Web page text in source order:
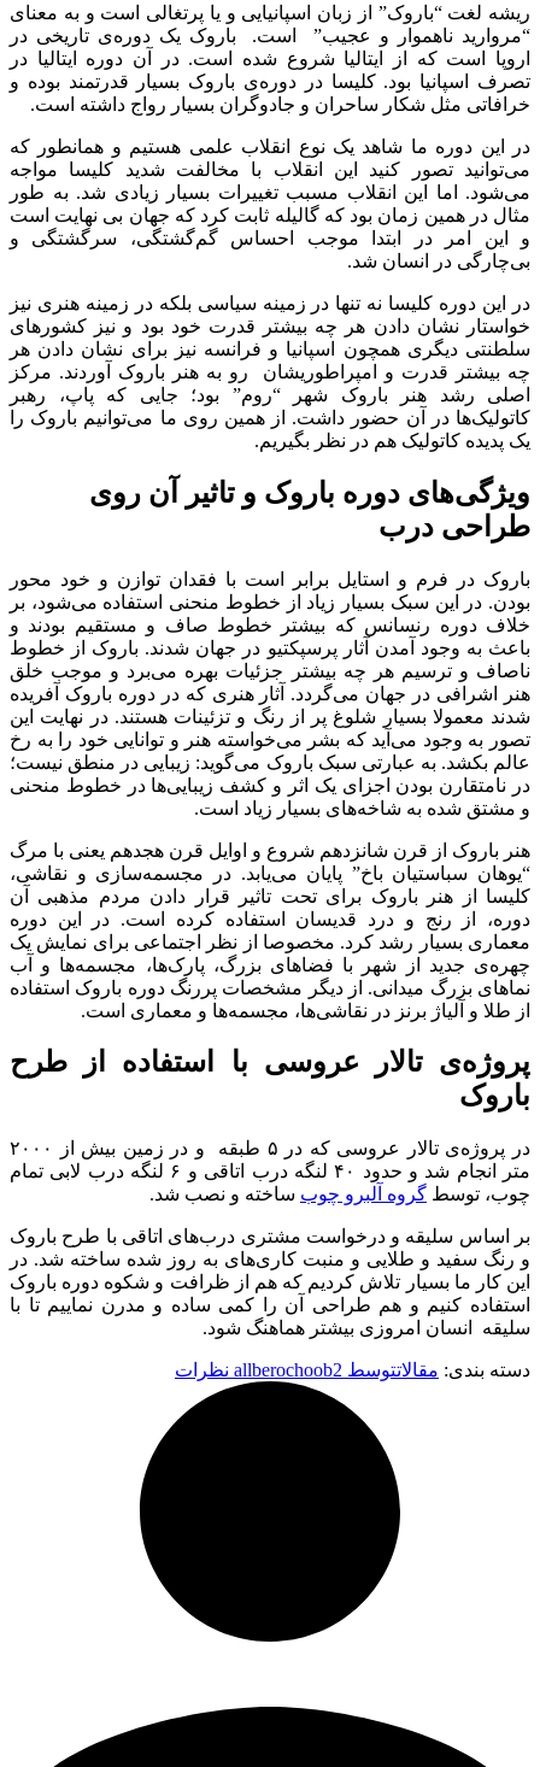
ریشه لغت “باروک” از زبان اسپانیایی و یا پرتغالی است و به معنای
“مروارید ناهموار و عجیب” است. باروک یک دوره‌ی تاریخی در
اروپا است که از ایتالیا شروع شده است. در آن دوره ایتالیا در
تصرف اسپانیا بود. کلیسا در دوره‌ی باروک بسیار قدرتمند بوده و
خرافاتی مثل شکار ساحران و جادوگران بسیار رواج داشته است.
در این دوره ما شاهد یک نوع انقلاب علمی هستیم و همانطور که
می‌توانید تصور کنید این انقلاب با مخالفت شدید کلیسا مواجه
می‌شود. اما این انقلاب مسبب تغییرات بسیار زیادی شد. به طور
مثال در همین زمان بود که گالیله ثابت کرد که جهان بی نهایت است
و این امر در ابتدا موجب احساس گم‌گشتگی، سرگشتگی و
بی‌چارگی در انسان شد.
در این دوره کلیسا نه تنها در زمینه سیاسی بلکه در زمینه هنری نیز
خواستار نشان دادن هر چه بیشتر قدرت خود بود و نیز کشورهای
سلطنتی دیگری همچون اسپانیا و فرانسه نیز برای نشان دادن هر
چه بیشتر قدرت و امپراطوریشان رو به هنر باروک آوردند. مرکز
اصلی رشد هنر باروک شهر “روم” بود؛ جایی که پاپ، رهبر
کاتولیک‌ها در آن حضور داشت. از همین روی ما می‌توانیم باروک را
یک پدیده کاتولیک هم در نظر بگیریم.
ویژگی‌های دوره باروک و تاثیر آن روی
طراحی درب
باروک در فرم و استایل برابر است با فقدان توازن و خود محور
بودن. در این سبک بسیار زیاد از خطوط منحنی استفاده می‌شود، بر
خلاف دوره رنسانس که بیشتر خطوط صاف و مستقیم بودند و
باعث به وجود آمدن آثار پرسپکتیو در جهان شدند. باروک از خطوط
ناصاف و ترسیم هر چه بیشتر جزئیات بهره می‌برد و موجب خلق
هنر اشرافی در جهان می‌گردد. آثار هنری که در دوره باروک آفریده
شدند معمولا بسیار شلوغ پر از رنگ و تزئینات هستند. در نهایت این
تصور به وجود می‌آید که بشر می‌خواسته هنر و توانایی خود را به رخ
عالم بکشد. به عبارتی سبک باروک می‌گوید: زیبایی در منطق نیست؛
در نامتقارن بودن اجزای یک اثر و کشف زیبایی‌ها در خطوط منحنی
و مشتق شده به شاخه‌های بسیار زیاد است.
هنر باروک از قرن شانزدهم شروع و اوایل قرن هجدهم یعنی با مرگ
“یوهان سباستیان باخ” پایان می‌یابد. در مجسمه‌سازی و نقاشی،
کلیسا از هنر باروک برای تحت تاثیر قرار دادن مردم مذهبی آن
دوره، از رنج و درد قدیسان استفاده ‌کرده است. در این دوره
معماری بسیار رشد کرد. مخصوصا از نظر اجتماعی برای نمایش یک
چهره‌ی جدید از شهر با فضاهای بزرگ، پارک‌ها، مجسمه‌ها و آب
نماهای بزرگ میدانی. از دیگر مشخصات پررنگ دوره باروک استفاده
از طلا و آلیاژ برنز در نقاشی‌ها، مجسمه‌ها و معماری است.
پروژه‌ی تالار عروسی با استفاده از طرح
باروک
در پروژه‌ی تالار عروسی که در ۵ طبقه و در زمین بیش از ۲۰۰۰
متر انجام شد و حدود ۴۰ لنگه درب اتاقی و ۶ لنگه درب لابی تمام
چوب، توسط گروه آلبرو چوب ساخته و نصب شد.
بر اساس سلیقه و درخواست مشتری درب‌های اتاقی با طرح باروک
و رنگ سفید و طلایی و منبت کاری‌های به روز شده ساخته شد. در
این کار ما بسیار تلاش کردیم که هم از ظرافت و شکوه دوره باروک
استفاده کنیم و هم طراحی آن را کمی ساده و مدرن نماییم تا با
سلیقه انسان امروزی بیشتر هماهنگ شود.
دسته بندی: مقالاتتوسط allberochoob2 نظرات